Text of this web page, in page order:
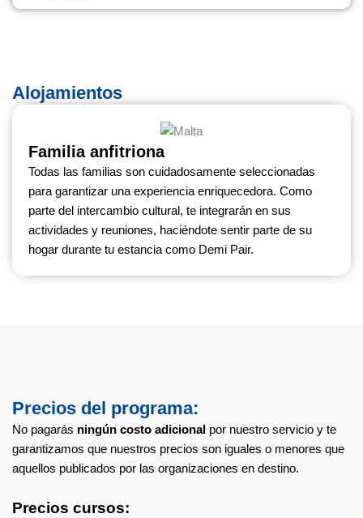
Alojamientos
Familia anfitriona
Todas las familias son cuidadosamente seleccionadas
para garantizar una experiencia enriquecedora. Como
parte del intercambio cultural, te integrarán en sus
actividades y reuniones, haciéndote sentir parte de su
hogar durante tu estancia como Demi Pair.
Precios del programa:
No pagarás ningún costo adicional por nuestro servicio y te
garantizamos que nuestros precios son iguales o menores que
aquellos publicados por las organizaciones en destino.
Precios cursos: